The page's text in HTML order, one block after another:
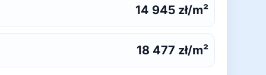
14 945 zł/m²
18 477 zł/m²